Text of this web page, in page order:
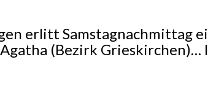
erlitt Samstagnachmittag
(Bezirk Grieskirchen)…